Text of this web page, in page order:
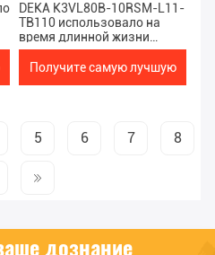
DEKA K3VL80B-10RSM-L11-
TB110 использовало на
время длинной жизни
гидронасоса экскаватора
ЭКСКАВАТОРА SY75 SANY
Получите самую лучшую
5 6 7 8
дознание